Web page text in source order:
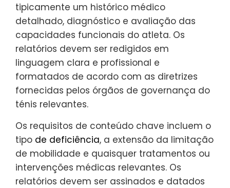
tipicamente um histórico médico
detalhado, diagnóstico e avaliação das
capacidades funcionais do atleta. Os
relatórios devem ser redigidos em
linguagem clara e profissional e
formatados de acordo com as diretrizes
fornecidas pelos órgãos de governança do
ténis relevantes.
Os requisitos de conteúdo chave incluem o
tipo de deficiência, a extensão da limitação
de mobilidade e quaisquer tratamentos ou
intervenções médicas relevantes. Os
relatórios devem ser assinados e datados